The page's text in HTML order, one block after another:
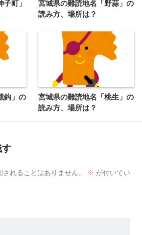
町」
宮城県の難読地名「野蒜」の
読み方、場所は？
鈎」の
宮城県の難読地名「桃生」の
読み方、場所は？
す
れることはありません。 ※ が付いてい